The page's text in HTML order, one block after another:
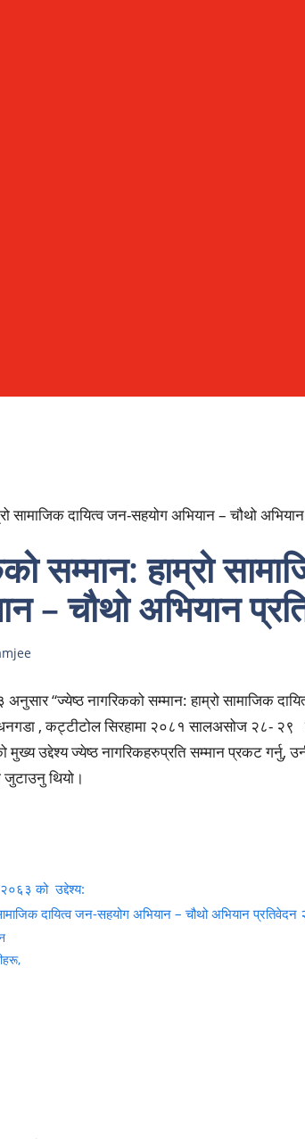
सम्मान: हाम्रो
– चौथो अभियान
अनुसार“ज्येष्ठ नागरिकको सम्मान: हाम्रो सामाजिक
,धनगडा , कट्टीटोल सिरहामा २०८१ सालअसोज २८-
उद्देश्य ज्येष्ठ नागरिकहरुप्रति सम्मान प्रकट गर्नु,
जुटाउनु थियो।
को उद्देश्य:
दायित्व जन-सहयोग अभियान – चौथो अभियान